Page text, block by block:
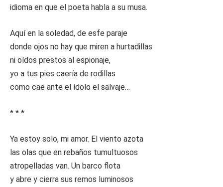
idioma en que el poeta habla a su musa.
Aquí en la soledad, de esfe paraje
donde ojos no hay que miren a hurtadillas
ni oídos prestos al espionaje,
yo a tus pies caería de rodillas
como cae ante el ídolo el salvaje…
* * *
Ya estoy solo, mi amor. El viento azota
las olas que en rebaños tumultuosos
atropelladas van. Un barco flota
y abre y cierra sus remos luminosos